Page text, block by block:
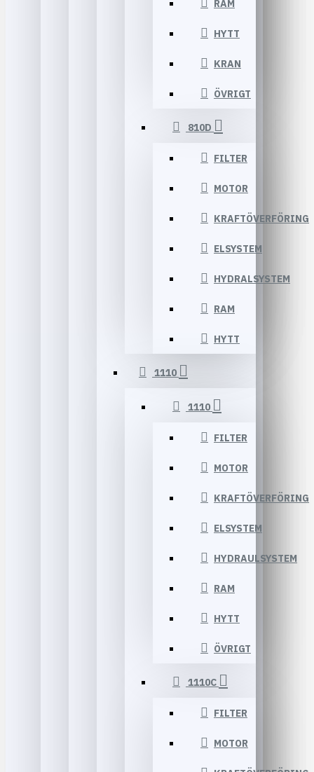
RAM
HYTT
KRAN
ÖVRIGT
810D
FILTER
MOTOR
KRAFTÖVERFÖRING
ELSYSTEM
HYDRALSYSTEM
RAM
HYTT
1110
1110
FILTER
MOTOR
KRAFTÖVERFÖRING
ELSYSTEM
HYDRAULSYSTEM
RAM
HYTT
ÖVRIGT
1110C
FILTER
MOTOR